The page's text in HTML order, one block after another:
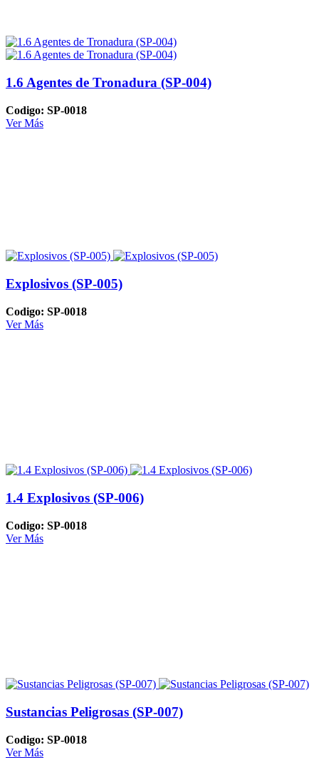
1.6 Agentes de Tronadura (SP-004)
Codigo: SP-0018
Ver Más
Explosivos (SP-005)
Codigo: SP-0018
Ver Más
1.4 Explosivos (SP-006)
Codigo: SP-0018
Ver Más
Sustancias Peligrosas (SP-007)
Codigo: SP-0018
Ver Más